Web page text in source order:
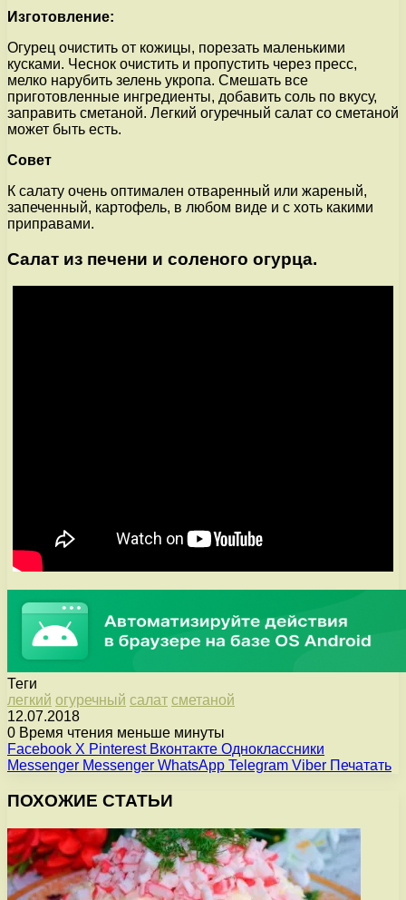
Изготовление:
Огурец очистить от кожицы, порезать маленькими
кусками. Чеснок очистить и пропустить через пресс,
мелко нарубить зелень укропа. Смешать все
приготовленные ингредиенты, добавить соль по вкусу,
заправить сметаной. Легкий огуречный салат со сметаной
может быть есть.
Совет
К салату очень оптимален отваренный или жареный,
запеченный, картофель, в любом виде и с хоть какими
приправами.
Салат из печени и соленого огурца.
Теги
легкий огуречный салат сметаной
12.07.2018
0 Время чтения меньше минуты
Facebook X Pinterest Вконтакте Одноклассники
Messenger Messenger WhatsApp Telegram Viber Печатать
ПОХОЖИЕ СТАТЬИ